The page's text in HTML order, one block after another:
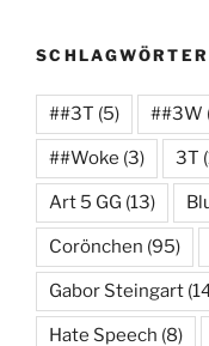
SCHLAGWÖRTER
##3T (5) ##3W
##Woke (3) 3T
Art 5 GG (13)
Corönchen (95)
Gabor Steingart
Hate Speech (8)